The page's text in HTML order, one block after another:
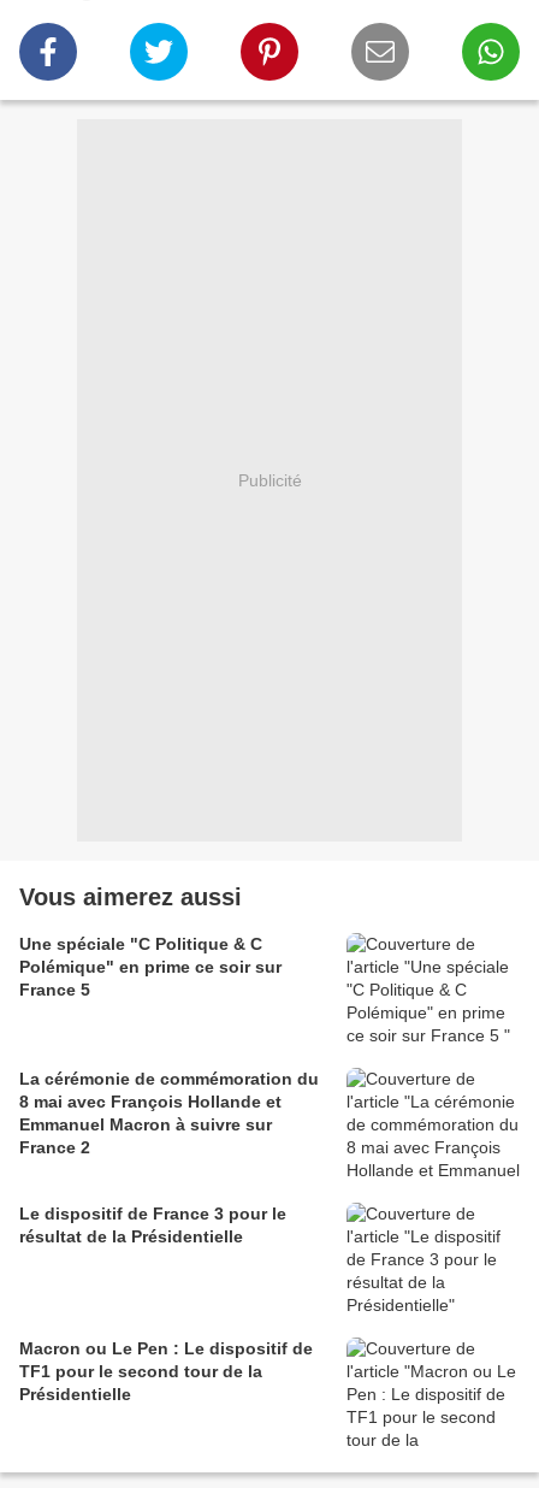
Publicité
Vous aimerez aussi
Une spéciale "C Politique & C
Polémique" en prime ce soir sur
France 5
La cérémonie de commémoration du
8 mai avec François Hollande et
Emmanuel Macron à suivre sur
France 2
Le dispositif de France 3 pour le
résultat de la Présidentielle
Macron ou Le Pen : Le dispositif de
TF1 pour le second tour de la
Présidentielle